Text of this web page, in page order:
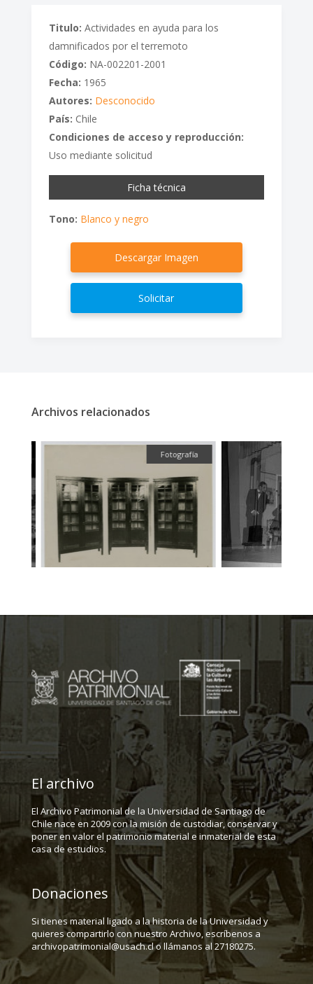
Titulo: Actividades en ayuda para los
damnificados por el terremoto
Código: NA-002201-2001
Fecha: 1965
Autores: Desconocido
País: Chile
Condiciones de acceso y reproducción:
Uso mediante solicitud
Ficha técnica
Tono: Blanco y negro
Descargar Imagen
Solicitar
Archivos relacionados
Fotografía
El archivo
El Archivo Patrimonial de la Universidad de Santiago de
Chile nace en 2009 con la misión de custodiar, conservar y
poner en valor el patrimonio material e inmaterial de esta
casa de estudios.
Donaciones
Si tienes material ligado a la historia de la Universidad y
quieres compartirlo con nuestro Archivo, escríbenos a
archivopatrimonial@usach.cl o llámanos al 27180275.